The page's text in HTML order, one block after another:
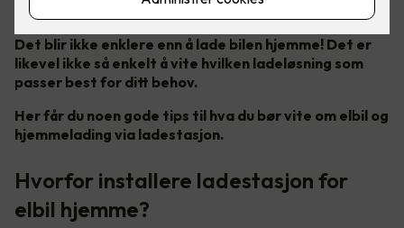
Det blir ikke enklere enn å lade bilen hjemme! Det er
likevel ikke så enkelt å vite hvilken ladeløsning som
passer best for ditt behov.
Her får du noen gode tips til hva du bør vite om elbil og
hjemmelading via ladestasjon.
Hvorfor installere ladestasjon for
elbil hjemme?